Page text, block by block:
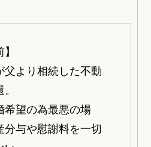
父より相続した不動
希望の為最悪の場
分与や慰謝料を一切